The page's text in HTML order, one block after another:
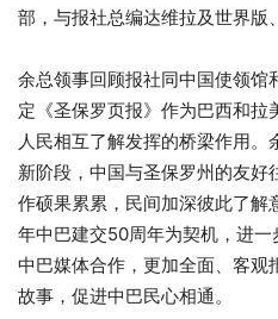
部，与报社总编达维拉及世界版
余总领事回顾报社同中国使领馆
定《圣保罗页报》作为巴西和
人民相互了解发挥的桥梁作用
新阶段，中国与圣保罗州的友好
作硕果累累，民间加深彼此了解
年中巴建交50周年为契机，进
中巴媒体合作，更加全面、客观
故事，促进中巴民心相通。